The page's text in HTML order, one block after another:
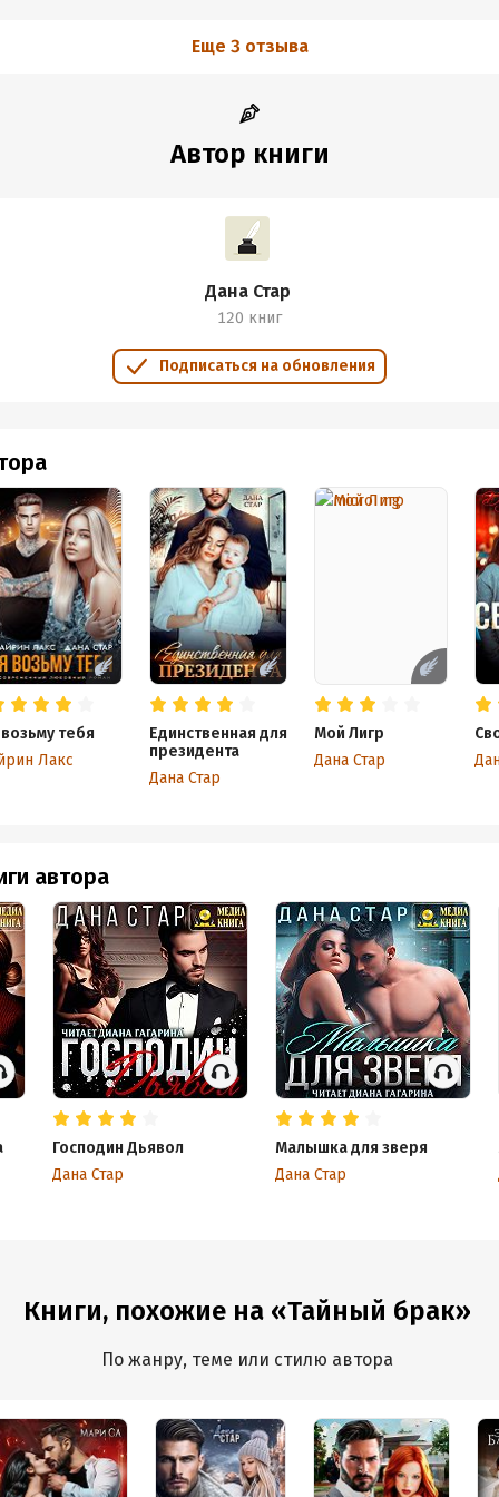
Еще 3 отзыва
Автор книги
Дана Стар
120 книг
Подписаться на обновления
тебя
Лакс
Единственная для
президента
Дана Стар
Мой Лигр
Дана Стар
автора
Господин Дьявол
Дана Стар
Малышка для зверя
Дана Стар
Книги, похожие на «Тайный брак»
По жанру, теме или стилю автора